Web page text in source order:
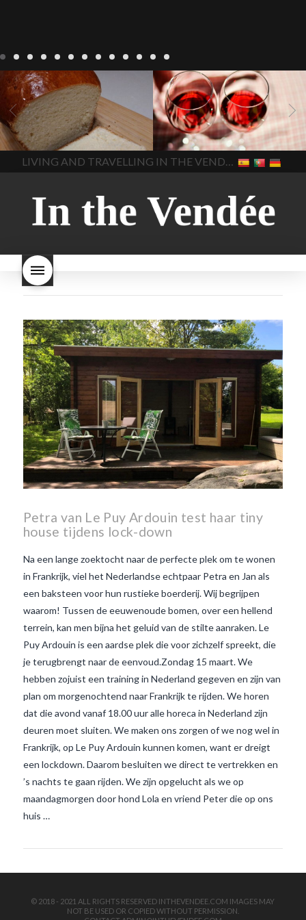
Recepten Wonen
baken in
Frankrijk bakken in de
Vendee
brood bakken
brood met gist gist brood
het beste brood hoe moet
ik brood bakken is melk
brood gezond is melkbrood
gezond mama's brood melk
brood melk brood en
wat is melkbrood
zijn melk
brood en brioche hetzelfde
brood
In The Vendee
Blog Wonen beaujolais
2022 Beaujolais Nouveau
2022 De wijnmakers laten
de druiventrossen gisten in
een anaërobe donderdag
17 november 2022 is
beaujolais dag hoe lang is
Beaujolais Nouveau
houdbaar hoeveel flessen
verkocht
is Beaujolais
Nouveau een fruitige wijn
kooldioxiderijke omgeving.
Nouveau naar? wat is
wanneer is beaujolais dag
wanneer is beaujolais
nouveau dag Wat is de dag
van Beaujolais Nouveau wat
is de traditie rond beaujolais
nouveau wat maakt
Beaujolais Nouveau zo
speciaal
wat zijn tannines
witte beaujolais nouveau
In The Vendee
LIVING AND TRAVELLING IN THE VENDÉE
VIEW POST
Petra van Le Puy Ardouin test haar tiny
house tijdens lock-down
Na een lange zoektocht naar de perfecte plek om te wonen
in Frankrijk, viel het Nederlandse echtpaar Petra en Jan als
een baksteen voor hun rustieke boerderij. Wij begrijpen
waarom! Tussen de eeuwenoude bomen, over een hellend
terrein, kan men bijna het geluid van de stilte aanraken. Le
Puy Ardouin is een aardse plek die voor zichzelf spreekt, die
je terugbrengt naar de eenvoud.Zondag 15 maart. We
hebben zojuist een training in Nederland gegeven en zijn van
plan om morgenochtend naar Frankrijk te rijden. We horen
dat die avond vanaf 18.00 uur alle horeca in Nederland zijn
deuren moet sluiten. We maken ons zorgen of we nog wel in
Frankrijk, op Le Puy Ardouin kunnen komen, want er dreigt
een lockdown. Daarom besluiten we direct te vertrekken en
’s nachts te gaan rijden. We zijn opgelucht als we op
maandagmorgen door hond Lola en vriend Peter die op ons
huis …
© 2018 - 2021 ALL RIGHTS RESERVED INTHEVENDEE.COM IMAGES MAY
NOT BE USED OR COPIED WITHOUT PERMISSION.